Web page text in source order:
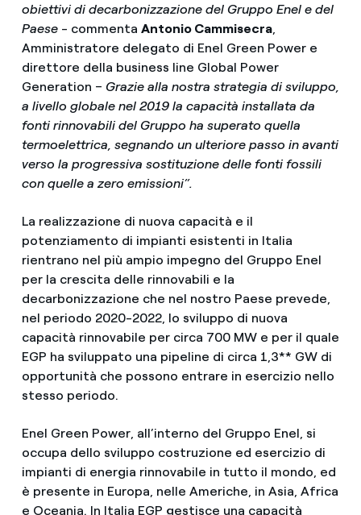
obiettivi di decarbonizzazione del Gruppo Enel e del
Paese - commenta Antonio Cammisecra,
Amministratore delegato di Enel Green Power e
direttore della business line Global Power
Generation – Grazie alla nostra strategia di sviluppo,
a livello globale nel 2019 la capacità installata da
fonti rinnovabili del Gruppo ha superato quella
termoelettrica, segnando un ulteriore passo in avanti
verso la progressiva sostituzione delle fonti fossili
con quelle a zero emissioni”.
La realizzazione di nuova capacità e il
potenziamento di impianti esistenti in Italia
rientrano nel più ampio impegno del Gruppo Enel
per la crescita delle rinnovabili e la
decarbonizzazione che nel nostro Paese prevede,
nel periodo 2020-2022, lo sviluppo di nuova
capacità rinnovabile per circa 700 MW e per il quale
EGP ha sviluppato una pipeline di circa 1,3** GW di
opportunità che possono entrare in esercizio nello
stesso periodo.
Enel Green Power, all’interno del Gruppo Enel, si
occupa dello sviluppo costruzione ed esercizio di
impianti di energia rinnovabile in tutto il mondo, ed
è presente in Europa, nelle Americhe, in Asia, Africa
e Oceania. In Italia EGP gestisce una capacità